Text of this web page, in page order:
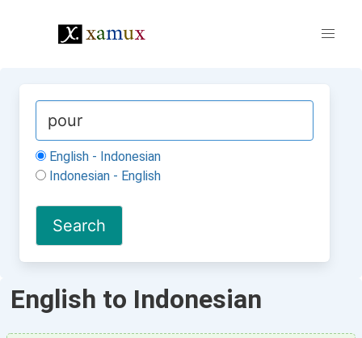
English - Indonesian
Indonesian - English
English to Indonesian